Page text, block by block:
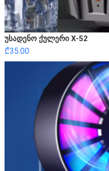
უსადენო ქულერი X-52
₾35.00